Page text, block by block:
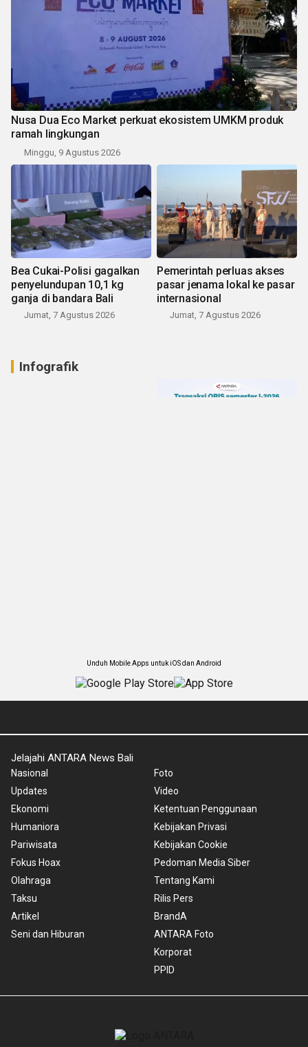
Nusa Dua Eco Market perkuat ekosistem UMKM produk
ramah lingkungan
Minggu, 9 Agustus 2026
Bea Cukai-Polisi gagalkan
penyelundupan 10,1 kg
ganja di bandara Bali
Jumat, 7 Agustus 2026
Pemerintah perluas akses
pasar jenama lokal ke pasar
internasional
Jumat, 7 Agustus 2026
Infografik
Unduh Mobile Apps untuk iOS dan Android
Jelajahi ANTARA News Bali
Nasional
Updates
Ekonomi
Humaniora
Pariwisata
Fokus Hoax
Olahraga
Taksu
Artikel
Seni dan Hiburan
Foto
Video
Ketentuan Penggunaan
Kebijakan Privasi
Kebijakan Cookie
Pedoman Media Siber
Tentang Kami
Rilis Pers
BrandA
ANTARA Foto
Korporat
PPID